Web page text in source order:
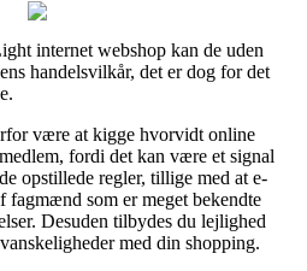
internet webshop kan de uden
handelsvilkår, det er dog for det
være at kigge hvorvidt online
fordi det kan være et signal
opstillede regler, tillige med at e-
fagmænd som er meget bekendte
Desuden tilbydes du lejlighed
med din shopping.